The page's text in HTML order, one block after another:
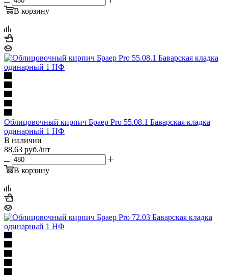
В корзину
Облицовочный кирпич Браер Pro 55.08.1 Баварская кладка
одинарный 1 НФ
В наличии
88.63 руб./шт
В корзину